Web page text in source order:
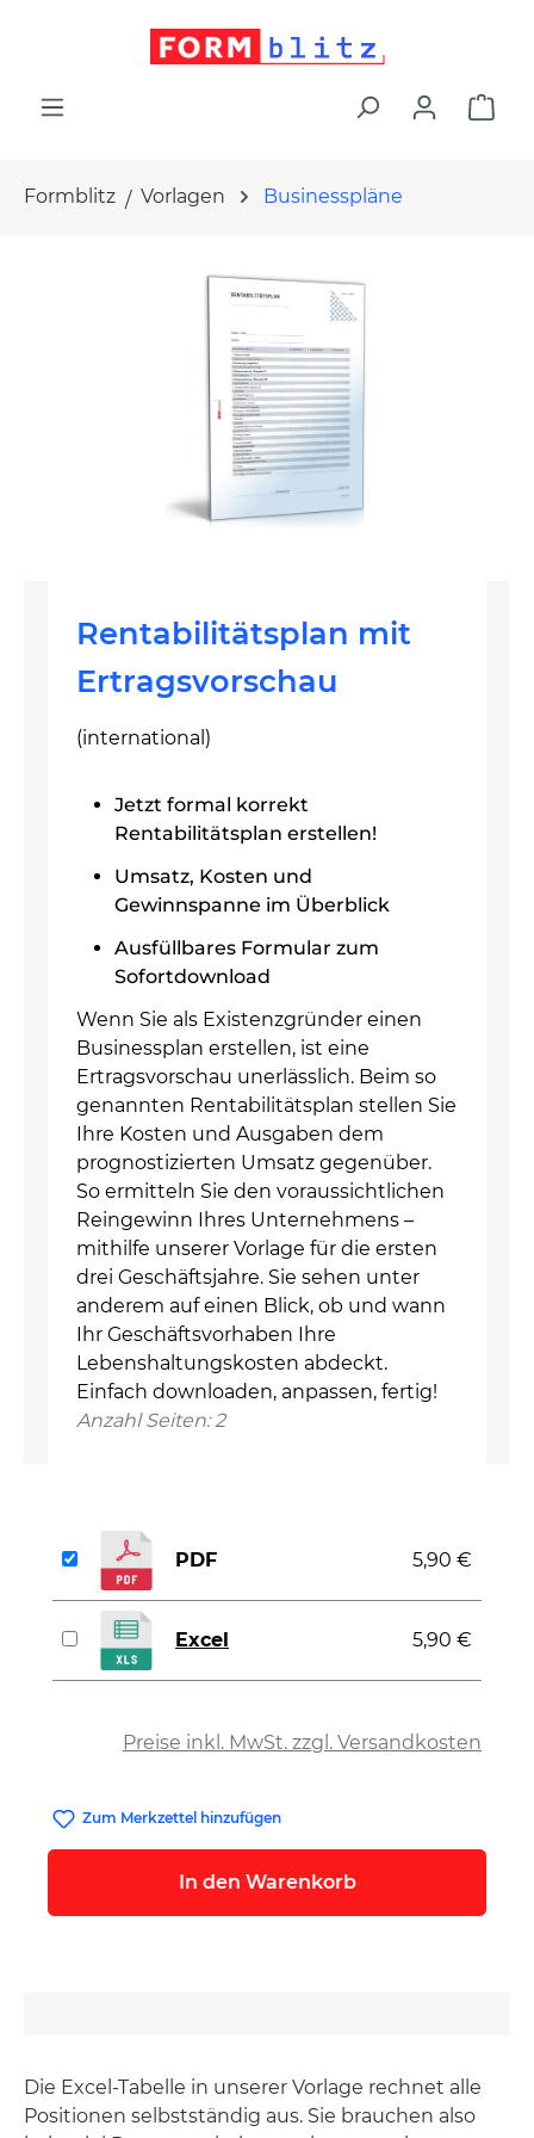
Formblitz Vorlagen Businesspläne
Rentabilitätsplan mit
Ertragsvorschau
(international)
Jetzt formal korrekt
Rentabilitätsplan erstellen!
Umsatz, Kosten und
Gewinnspanne im Überblick
Ausfüllbares Formular zum
Sofortdownload
Wenn Sie als Existenzgründer einen
Businessplan erstellen, ist eine
Ertragsvorschau unerlässlich. Beim so
genannten Rentabilitätsplan stellen Sie
Ihre Kosten und Ausgaben dem
prognostizierten Umsatz gegenüber.
So ermitteln Sie den voraussichtlichen
Reingewinn Ihres Unternehmens –
mithilfe unserer Vorlage für die ersten
drei Geschäftsjahre. Sie sehen unter
anderem auf einen Blick, ob und wann
Ihr Geschäftsvorhaben Ihre
Lebenshaltungskosten abdeckt.
Einfach downloaden, anpassen, fertig!
Anzahl Seiten: 2
Preise inkl. MwSt. zzgl. Versandkosten
PDF 5,90 €
Excel 5,90 €
Zum Merkzettel hinzufügen
In den Warenkorb
Die Excel-Tabelle in unserer Vorlage rechnet alle
Positionen selbstständig aus. Sie brauchen also